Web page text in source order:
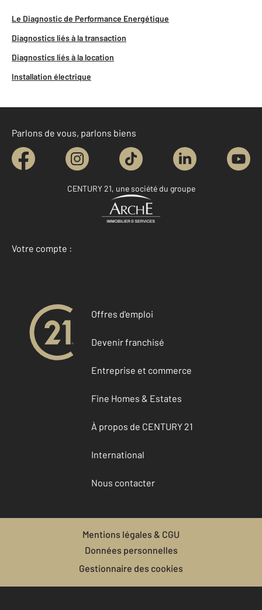
Le Diagnostic de Performance Energétique
Diagnostics liés à la transaction
Diagnostics liés à la location
Installation électrique
Parlons de vous, parlons biens
CENTURY 21, une société du groupe
Votre compte :
Accéder à mon compte
Offres d'emploi
Devenir franchisé
Entreprise et commerce
Fine Homes & Estates
À propos de CENTURY 21
International
Nous contacter
Mentions légales & CGU
Données personnelles
Gestionnaire des cookies